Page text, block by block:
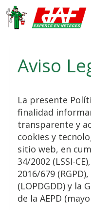
Aviso
La presente
finalidad
transparente y
cookies y
sitio web, en
34/2002 (LSSI-
2016/679
(LOPDGDD) y la
de la AEPD